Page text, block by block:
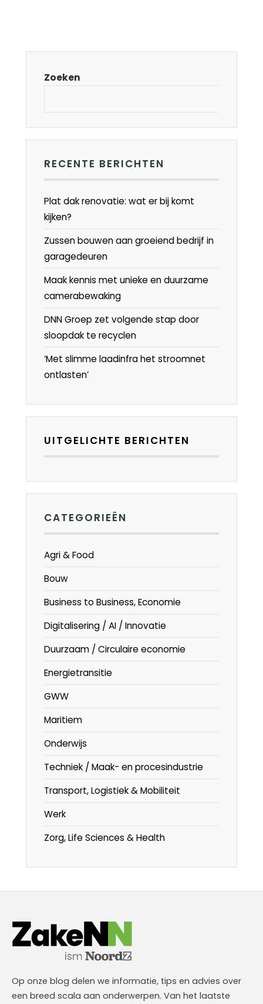
Zoeken
RECENTE BERICHTEN
Plat dak renovatie: wat er bij komt
kijken?
Zussen bouwen aan groeiend bedrijf in
garagedeuren
Maak kennis met unieke en duurzame
camerabewaking
DNN Groep zet volgende stap door
sloopdak te recyclen
‘Met slimme laadinfra het stroomnet
ontlasten’
UITGELICHTE BERICHTEN
CATEGORIEËN
Agri & Food
Bouw
Business to Business, Economie
Digitalisering / AI / Innovatie
Duurzaam / Circulaire economie
Energietransitie
GWW
Maritiem
Onderwijs
Techniek / Maak- en procesindustrie
Transport, Logistiek & Mobiliteit
Werk
Zorg, Life Sciences & Health
Op onze blog delen we informatie, tips en advies over
een breed scala aan onderwerpen. Van het laatste